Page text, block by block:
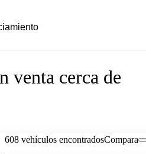
venta cerca de
608 vehículos encontradosCompara